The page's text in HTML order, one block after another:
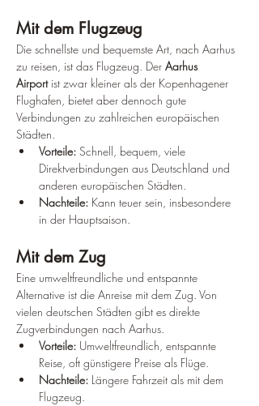
Mit dem Flugzeug
Die schnellste und bequemste Art, nach Aarhus
zu reisen, ist das Flugzeug. Der Aarhus
Airport ist zwar kleiner als der Kopenhagener
Flughafen, bietet aber dennoch gute
Verbindungen zu zahlreichen europäischen
Städten.
Vorteile: Schnell, bequem, viele
Direktverbindungen aus Deutschland und
anderen europäischen Städten.
Nachteile: Kann teuer sein, insbesondere
in der Hauptsaison.
Mit dem Zug
Eine umweltfreundliche und entspannte
Alternative ist die Anreise mit dem Zug. Von
vielen deutschen Städten gibt es direkte
Zugverbindungen nach Aarhus.
Vorteile: Umweltfreundlich, entspannte
Reise, oft günstigere Preise als Flüge.
Nachteile: Längere Fahrzeit als mit dem
Flugzeug.